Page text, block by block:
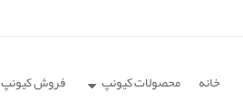
خانه محصولات کیونپ فروش کیونپ